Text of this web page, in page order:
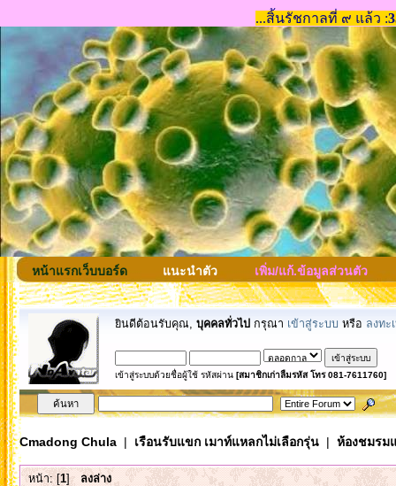
หน้าแรกเว็บบอร์ด แนะนำตัว เพิ่ม/แก้.ข้อมูลส่วนตัว
ยินดีต้อนรับคุณ, บุคคลทั่วไป กรุณา เข้าสู่ระบบ หรือ ลงทะ
เข้าสู่ระบบด้วยชื่อผู้ใช้ รหัสผ่าน [สมาชิกเก่าลืมรหัส โทร 081-7611760]
Cmadong Chula| เรือนรับแขก เมาท์แหลกไม่เลือกรุ่น| ห้องชมรม
หน้า: [1] ลงล่าง